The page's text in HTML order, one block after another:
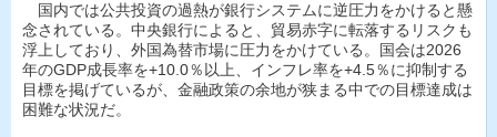
国内では公共投資の過熱が銀行システムに逆圧力をかけると懸
念されている。中央銀行によると、貿易赤字に転落するリスクも
浮上しており、外国為替市場に圧力をかけている。国会は2026
年のGDP成長率を+10.0％以上、インフレ率を+4.5％に抑制する
目標を掲げているが、金融政策の余地が狭まる中での目標達成は
困難な状況だ。